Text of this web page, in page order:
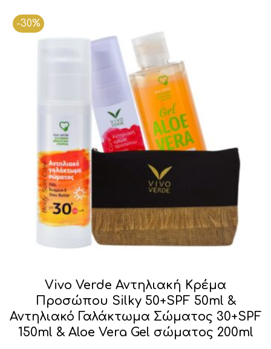
-30%
Vivo Verde Αντηλιακή Κρέμα
Προσώπου Silky 50+SPF 50ml &
Αντηλιακό Γαλάκτωμα Σώματος 30+SPF
150ml & Aloe Vera Gel σώματος 200ml